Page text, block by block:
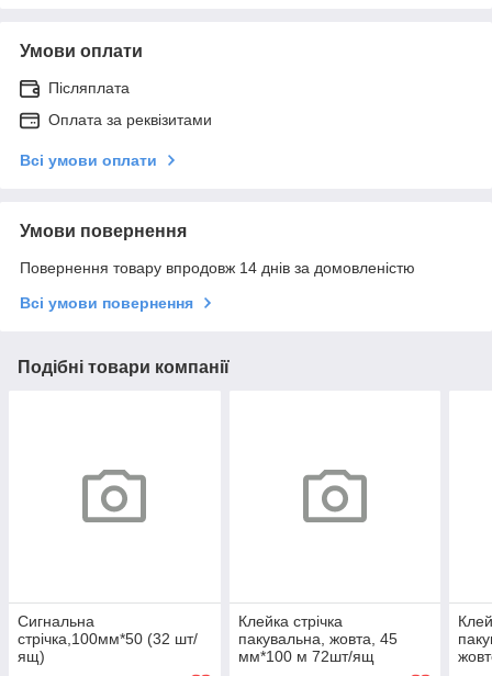
Умови оплати
Післяплата
Оплата за реквізитами
Всі умови оплати
Умови повернення
Повернення товару впродовж 14 днів за домовленістю
Всі умови повернення
Подібні товари компанії
Сигнальна
стрічка,100мм*50 (32 шт/
ящ)
Клейка стрічка
пакувальна, жовта, 45
мм*100 м 72шт/ящ